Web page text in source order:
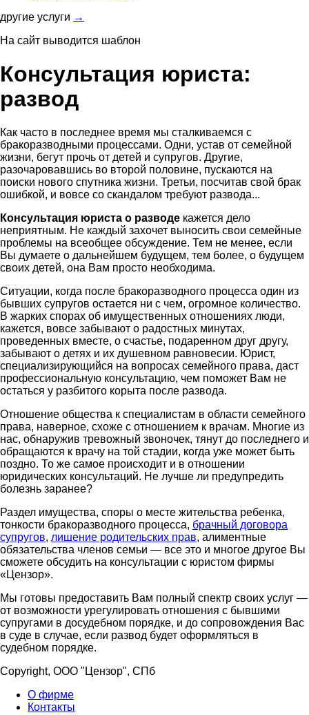
другие услуги →
На сайт выводится шаблон
Консультация юриста:
развод
Как часто в последнее время мы сталкиваемся с
бракоразводными процессами. Одни, устав от семейной
жизни, бегут прочь от детей и супругов. Другие,
разочаровавшись во второй половине, пускаются на
поиски нового спутника жизни. Третьи, посчитав свой брак
ошибкой, и вовсе со скандалом требуют развода...
Консультация юриста о разводе кажется дело
неприятным. Не каждый захочет выносить свои семейные
проблемы на всеобщее обсуждение. Тем не менее, если
Вы думаете о дальнейшем будущем, тем более, о будущем
своих детей, она Вам просто необходима.
Ситуации, когда после бракоразводного процесса один из
бывших супругов остается ни с чем, огромное количество.
В жарких спорах об имущественных отношениях люди,
кажется, вовсе забывают о радостных минутах,
проведенных вместе, о счастье, подаренном друг другу,
забывают о детях и их душевном равновесии. Юрист,
специализирующийся на вопросах семейного права, даст
профессиональную консультацию, чем поможет Вам не
остаться у разбитого корыта после развода.
Отношение общества к специалистам в области семейного
права, наверное, схоже с отношением к врачам. Многие из
нас, обнаружив тревожный звоночек, тянут до последнего и
обращаются к врачу на той стадии, когда уже может быть
поздно. То же самое происходит и в отношении
юридических консультаций. Не лучше ли предупредить
болезнь заранее?
Раздел имущества, споры о месте жительства ребенка,
тонкости бракоразводного процесса, брачный договора
супругов, лишение родительских прав, алиментные
обязательства членов семьи — все это и многое другое Вы
сможете обсудить на консультации с юристом фирмы
«Цензор».
Мы готовы предоставить Вам полный спектр своих услуг —
от возможности урегулировать отношения с бывшими
супругами в досудебном порядке, и до сопровождения Вас
в суде в случае, если развод будет оформляться в
судебном порядке.
Copyright, ООО "Цензор", СПб
О фирме
Контакты